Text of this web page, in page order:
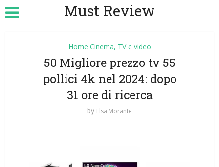
Must Review
Home Cinema, TV e video
50 Migliore prezzo tv 55
pollici 4k nel 2024: dopo
31 ore di ricerca
by Elsa Morante